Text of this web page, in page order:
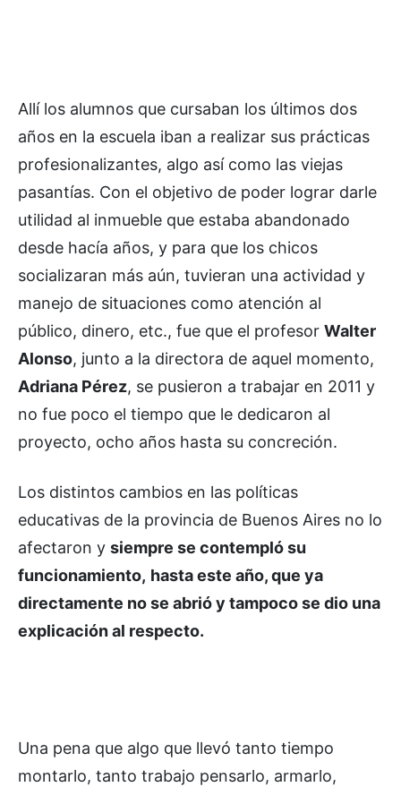
Allí los alumnos que cursaban los últimos dos
años en la escuela iban a realizar sus prácticas
profesionalizantes, algo así como las viejas
pasantías. Con el objetivo de poder lograr darle
utilidad al inmueble que estaba abandonado
desde hacía años, y para que los chicos
socializaran más aún, tuvieran una actividad y
manejo de situaciones como atención al
público, dinero, etc., fue que el profesor Walter
Alonso, junto a la directora de aquel momento,
Adriana Pérez, se pusieron a trabajar en 2011 y
no fue poco el tiempo que le dedicaron al
proyecto, ocho años hasta su concreción.
Los distintos cambios en las políticas
educativas de la provincia de Buenos Aires no lo
afectaron y siempre se contempló su
funcionamiento, hasta este año, que ya
directamente no se abrió y tampoco se dio una
explicación al respecto.
Una pena que algo que llevó tanto tiempo
montarlo, tanto trabajo pensarlo, armarlo,